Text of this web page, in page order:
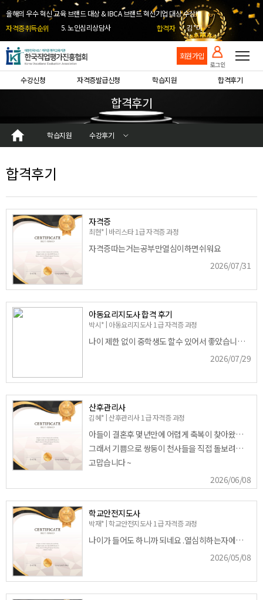
올해의 우수 혁신 교육 브랜드 대상 & IBCA 브랜드 혁신기업 대상 수상!
자격증취득순위
3. 타로상담전문가
4. 학교안전지도사
5. 노인심리상담사
6. 심리상담사
7. 병원코디네이터
8. 부동산권리분석사
9. 바리스타
10. 방과후돌봄교실지도사
합격자
김*장
문*미
김*미
양*선
권*효
김*은
이*승
박*지
김*혜
강*성
송*주
최*준
김*미
배*현
김*은
백*승
회원가입
로그인
수강신청 자격증발급신청 학습지원 합격후기
합격후기
학습지원 수강후기
합격후기
자격증
최현* | 바리스타 1급 자격증 과정
자격증따는거는공부만열심이하면쉬워요
2026/07/31
아동요리지도사 합격 후기
박시* | 아동요리지도사 1급 자격증 과정
나이 제한 없이 중학생도 할수 있어서 좋았습니다:) 강의 열심히 듣고 시험보고 씉이라거 쉽고 간단해서 좋았고 공부를 열심히 해서 그런건진 모르겠지만 문제 난이도가 쉬웠어요 정말 감사합니다 앞으로도 여러가지 자격증 딸께요~
2026/07/29
산후관리사
김혜* | 산후관리사 1급 자격증 과정
아들이 결혼후 몇년만에 어렵게 축복이 찾아왔습니다 ~
그래서 기쁨으로 쌍둥이 천사들을 직접 돌보려고 남편과 같이 자격증에 도전하여 획득했습니다^^
고맙습니다 ~
2026/06/08
학교안전지도사
박재* | 학교안전지도사 1급 자격증 과정
나이가 들어도 하니까 되네요 .열심히하는자에게는 반드시 행복이 찾아옵니다.
2026/05/08